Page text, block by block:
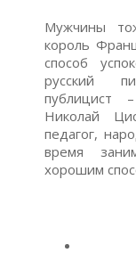
Мужчины
король
способ
русский
публицист
Николай
педагог,
время
хорошим